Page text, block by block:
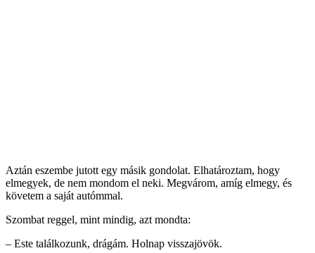
Aztán eszembe jutott egy másik gondolat. Elhatároztam, hogy
elmegyek, de nem mondom el neki. Megvárom, amíg elmegy, és
követem a saját autómmal.
Szombat reggel, mint mindig, azt mondta:
– Este találkozunk, drágám. Holnap visszajövök.